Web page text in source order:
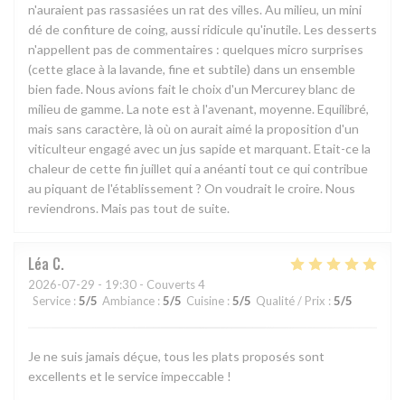
n'auraient pas rassasiées un rat des villes. Au milieu, un mini
dé de confiture de coing, aussi ridicule qu'inutile. Les desserts
n'appellent pas de commentaires : quelques micro surprises
(cette glace à la lavande, fine et subtile) dans un ensemble
bien fade. Nous avions fait le choix d'un Mercurey blanc de
milieu de gamme. La note est à l'avenant, moyenne. Equilibré,
mais sans caractère, là où on aurait aimé la proposition d'un
viticulteur engagé avec un jus sapide et marquant. Etait-ce la
chaleur de cette fin juillet qui a anéanti tout ce qui contribue
au piquant de l'établissement ? On voudrait le croire. Nous
reviendrons. Mais pas tout de suite.
Léa C
2026-07-29 - 19:30 - Couverts 4
Service : 5/5 Ambiance : 5/5 Cuisine : 5/5 Qualité / Prix : 5/5
Je ne suis jamais déçue, tous les plats proposés sont
excellents et le service impeccable !